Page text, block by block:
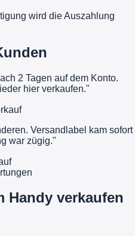
wird die Auszahlung
2 Tagen auf dem Konto.
hier verkaufen."
Versandlabel kam sofort
war zügig."
Handy verkaufen